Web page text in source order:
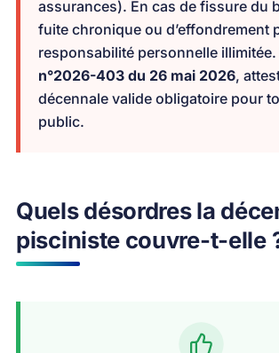
assurances). En cas de fissure du
fuite chronique ou d’effondrement
responsabilité personnelle illimitée.
n°2026-403 du 26 mai 2026,
décennale valide obligatoire pour
public.
Quels désordres la
pisciniste couvre-t-elle